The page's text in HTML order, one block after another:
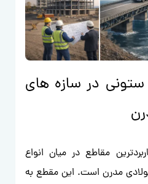
ستونی در سازه های
مقاطع در میان انواع
مدرن است. این مقطع به